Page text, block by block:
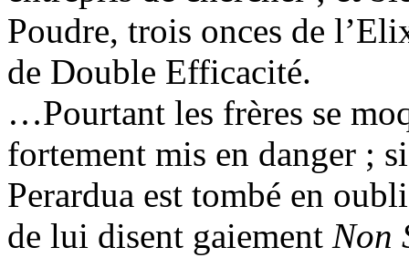
Poudre, trois onces de
de Double Efficacité.
…Pourtant les frères se
fortement mis en danger ;
Perardua est tombé en
de lui disent gaiement Non